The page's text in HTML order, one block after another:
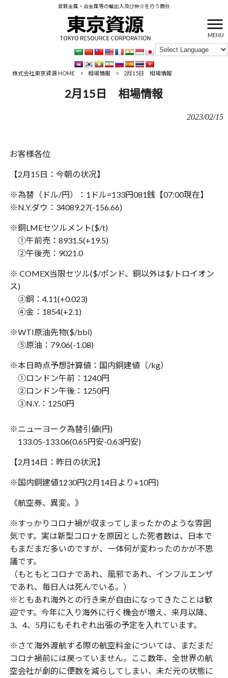
非鉄金属・合金属等の輸出入及び仲介を行う商社
MENU
株式会社東京資源 HOME > 相場情報 > 2月15日 相場情報
2月15日 相場情報
2023/02/15
お客様各位
【2月15日：‪今朝の状况】
※為替（ドル/円）：1ドル=133円081銭【‪‪07:00現在】
※N.Y.ダウ：34089.27(-156.66)
※銅LMEセツルメント($/t)
①午前売：8931.5(+19.5)
②午後売：9021.0
※ COMEX当限セツル($/ポンド、銅以外は$/トロイオン
ス)
③銅：4.11(+0.023)
④金：1854(+2.1)
※WTI原油先物($/bbl)
⑤原油：79.06(-1.08)
※本日時点予想計算値：国内銅建値（/kg）
①ロンドン午前：1240円
②ロンドン午後：1250円
③N.Y.：1250円
※ニューヨーク為替引値(円)
133.05-133.06(0.65円安-0.63円安)
【2月14日：昨日の状況】
※国内銅建値1230円(2月14日より+10円)
《航空券、異変。》
※すっかりコロナ禍が収まってしまったかのような雰囲
気です。実は新型コロナを原因とした死者数は、日本で
もまだまだ多いのですが、一体何が変わったのかが不思
議です。
（もともとコロナであれ、風邪であれ、インフルエンザ
であれ、毎日人は死んでいる。）
※ともあれ海外との行き来が自由になってきたことは歓
迎です。今年に入り海外に行く機会が増え、来月以降、
3、4、5月にもそれぞれ出張の予定を入れています。
※さて海外渡航する際の航空料金については、まだまだ
コロナ禍前には戻っていません。ここ数年、全世界の航
空会社が劇的に便数を減らしてしまい、未だ元の状態に